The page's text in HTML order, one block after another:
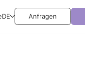
DE Anfragen